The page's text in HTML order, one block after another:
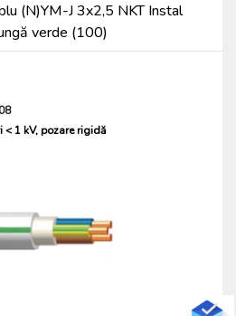
(N)YM-J 3x2,5 NKT Instal
verde (100)
1 kV, pozare rigidă